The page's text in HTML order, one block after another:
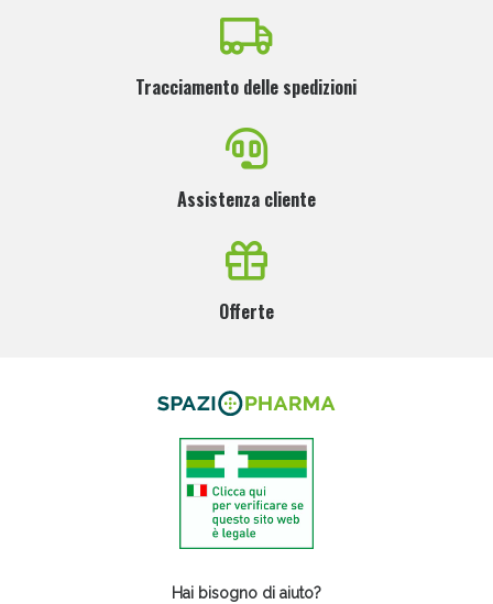
Tracciamento delle spedizioni
Assistenza cliente
Offerte
Hai bisogno di aiuto?